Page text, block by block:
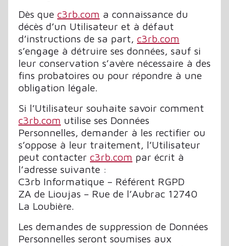
Dès que c3rb.com a connaissance du
décès d’un Utilisateur et à défaut
d’instructions de sa part, c3rb.com
s’engage à détruire ses données, sauf si
leur conservation s’avère nécessaire à des
fins probatoires ou pour répondre à une
obligation légale.
Si l’Utilisateur souhaite savoir comment
c3rb.com utilise ses Données
Personnelles, demander à les rectifier ou
s’oppose à leur traitement, l’Utilisateur
peut contacter c3rb.com par écrit à
l’adresse suivante :
C3rb Informatique – Référent RGPD
ZA de Lioujas – Rue de l’Aubrac 12740
La Loubière.
Les demandes de suppression de Données
Personnelles seront soumises aux